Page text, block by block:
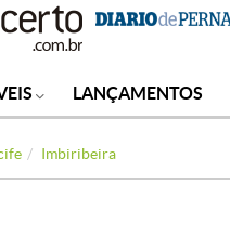
LANÇAMENTOS
Imbiribeira